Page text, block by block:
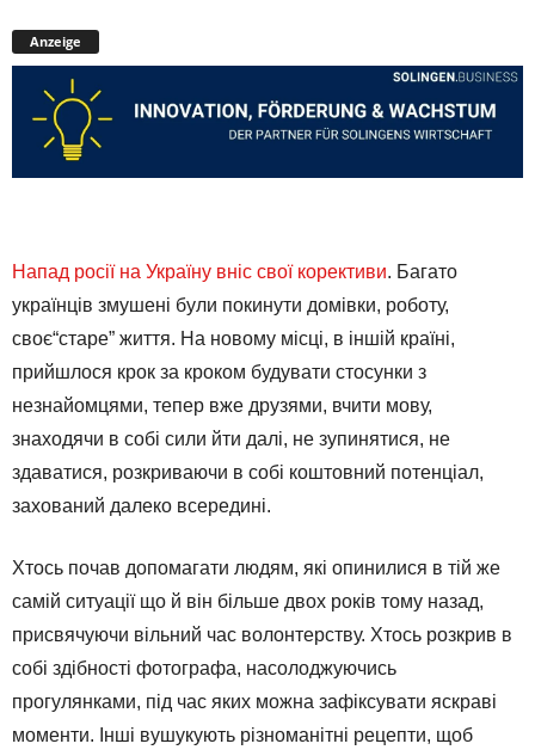
Anzeige
Напад росії на Україну вніс свої корективи. Багато
українців змушені були покинути домівки, роботу,
своє“старе” життя. На новому місці, в іншій країні,
прийшлося крок за кроком будувати стосунки з
незнайомцями, тепер вже друзями, вчити мову,
знаходячи в собі сили йти далі, не зупинятися, не
здаватися, розкриваючи в собі коштовний потенціал,
захований далеко всередині.
Хтось почав допомагати людям, які опинилися в тій же
самій ситуації що й він більше двох років тому назад,
присвячуючи вільний час волонтерству. Хтось розкрив в
собі здібності фотографа, насолоджуючись
прогулянками, під час яких можна зафіксувати яскраві
моменти. Інші вушукують різноманітні рецепти, щоб